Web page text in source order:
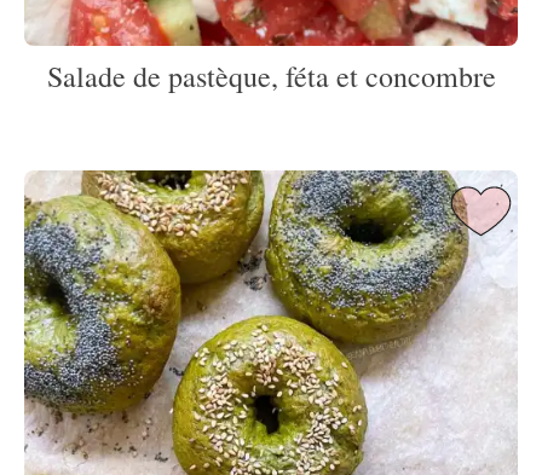
Salade de pastèque, féta et concombre